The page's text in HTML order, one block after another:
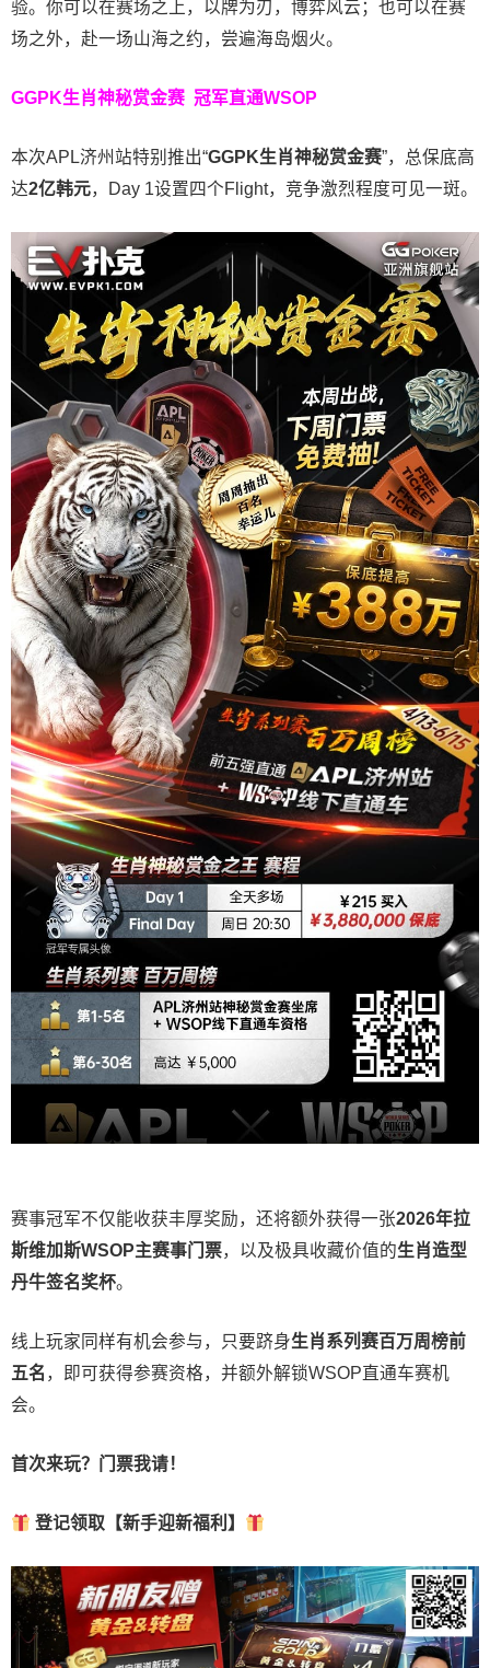
验。 你可以在赛场之上，以牌为刃，博弈风云；也可以在赛
场之外，赴一场山海之约，尝遍海岛烟火。
GGPK生肖神秘赏金赛 冠军直通WSOP
本次APL济州站特别推出“GGPK生肖神秘赏金赛”，总保底高
达2亿韩元，Day 1设置四个Flight，竞争激烈程度可见一斑。
赛事冠军不仅能收获丰厚奖励，还将额外获得一张2026年拉
斯维加斯WSOP主赛事门票，以及极具收藏价值的生肖造型
丹牛签名奖杯。
线上玩家同样有机会参与，只要跻身生肖系列赛百万周榜前
五名 ，即可获得参赛资格，并额外解锁WSOP直通车赛机
会。
首次来玩？门票我请！
登记领取【新手迎新福利】